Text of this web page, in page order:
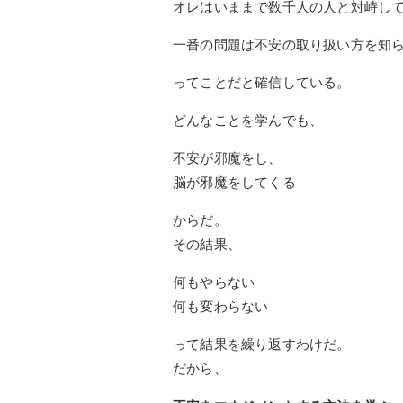
オレはいままで数千人の人と対峙して
一番の問題は不安の取り扱い方を知
ってことだと確信している。
どんなことを学んでも、
不安が邪魔をし、
脳が邪魔をしてくる
からだ。
その結果、
何もやらない
何も変わらない
って結果を繰り返すわけだ。
だから、